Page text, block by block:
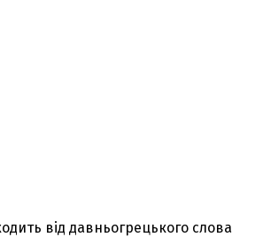
від давньогрецького слова